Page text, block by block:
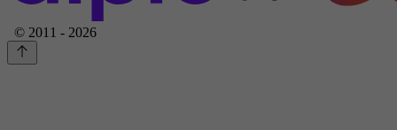
© 2011 - 2026